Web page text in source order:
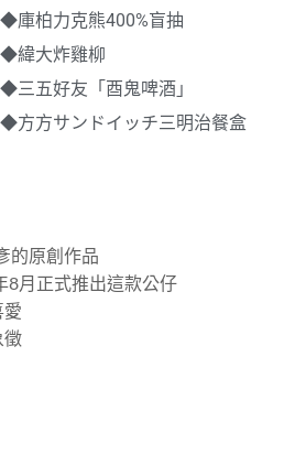
庫柏力克熊400%盲抽
緯大炸雞柳
三五好友「酉鬼啤酒」
方方サンドイッチ三明治餐盒
的原創作品
8月正式推出這款公仔
徵